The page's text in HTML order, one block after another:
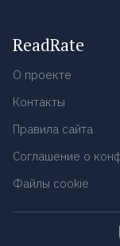
ReadRate
О проекте
Контакты
Правила сайта
Соглашение о
Файлы cookie